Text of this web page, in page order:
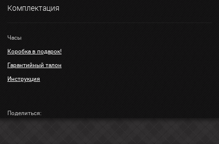
Комплектация
Часы
Коробка в подарок!
Гарантийный талон
Инструкция
Поделиться: